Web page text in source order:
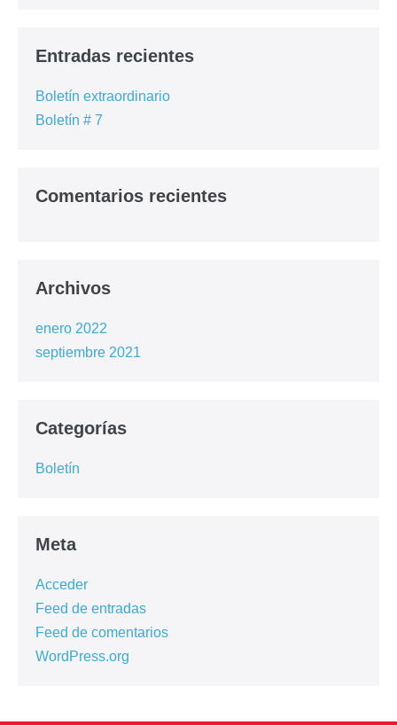
Entradas recientes
Boletín extraordinario
Boletín # 7
Comentarios recientes
Archivos
enero 2022
septiembre 2021
Categorías
Boletín
Meta
Acceder
Feed de entradas
Feed de comentarios
WordPress.org